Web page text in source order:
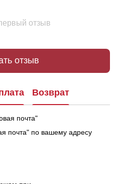
отзыв
отзыв
Возврат
почта"
почта" по вашему адресу